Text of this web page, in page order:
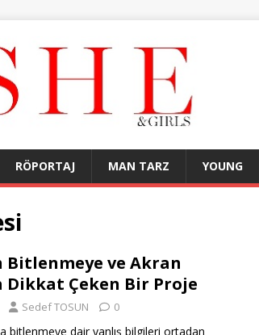
RÖPORTAJ MAN TARZ YOUNG
Bitlenmeye ve Akran
Dikkat Çeken Bir Proje
Sedef TOSUN 0
bitlenmeye dair yanlış bilgileri ortadan